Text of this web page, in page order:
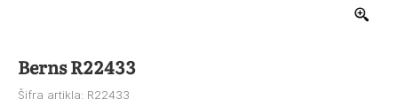
Berns R22433
Šifra artikla: R22433